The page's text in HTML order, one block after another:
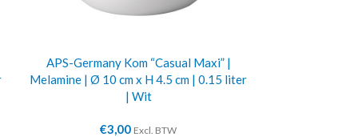
APS-Germany Kom “Casual Maxi” |
Melamine | Ø 10 cm x H 4.5 cm | 0.15 liter
| Wit
€3,00 Excl. BTW